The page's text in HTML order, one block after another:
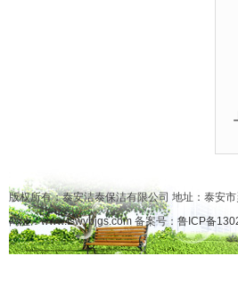
版权所有：泰安洁泰保洁有限公司 地址：泰安
网址：www.tswybjgs.com备案号： 鲁ICP备